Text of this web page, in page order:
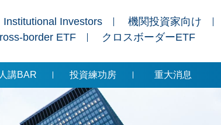
Institutional Investors
機関投資家向け
border ETF クロスボーダーETF
講BAR 投資練功房 重大消息